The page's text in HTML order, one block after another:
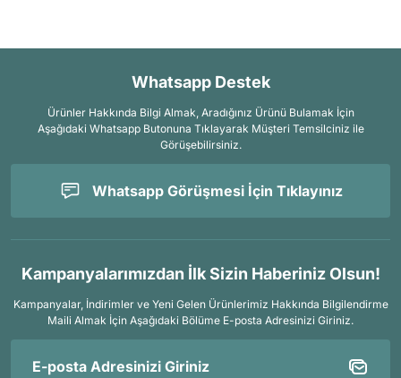
Whatsapp Destek
Ürünler Hakkında Bilgi Almak, Aradığınız Ürünü Bulamak İçin
Aşağıdaki Whatsapp Butonuna Tıklayarak Müşteri Temsilciniz ile
Görüşebilirsiniz.
Whatsapp Görüşmesi İçin Tıklayınız
Kampanyalarımızdan İlk Sizin Haberiniz Olsun!
Kampanyalar, İndirimler ve Yeni Gelen Ürünlerimiz Hakkında Bilgilendirme
Maili Almak İçin Aşağıdaki Bölüme E-posta Adresinizi Giriniz.